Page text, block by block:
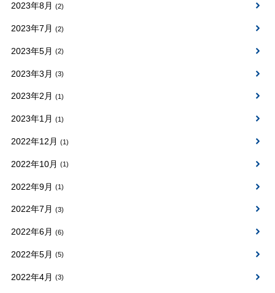
2023年8月 (2)
2023年7月 (2)
2023年5月 (2)
2023年3月 (3)
2023年2月 (1)
2023年1月 (1)
2022年12月 (1)
2022年10月 (1)
2022年9月 (1)
2022年7月 (3)
2022年6月 (6)
2022年5月 (5)
2022年4月 (3)